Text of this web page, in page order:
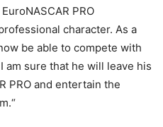
PRO
character. As a
be able to compete with
am sure that he will leave his
PRO and entertain the